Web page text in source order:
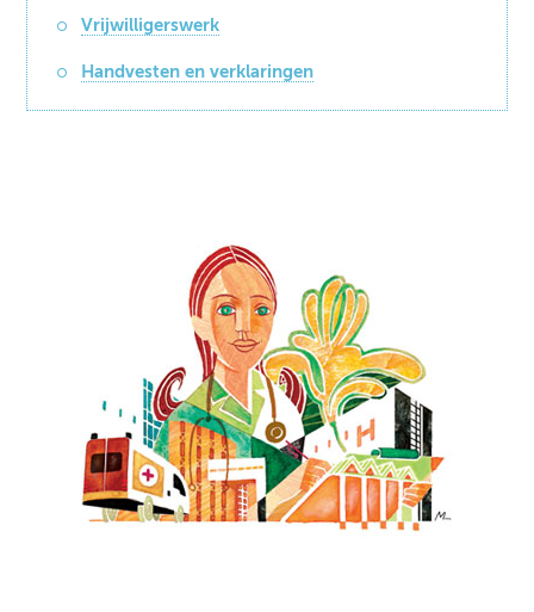
Vrijwilligerswerk
Handvesten en verklaringen